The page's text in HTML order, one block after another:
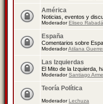
América
Noticias, eventos y
ModeradorEliseo
España
Comentarios sobre
ModeradorAtilana
Las Izquierdas
El Mito de la Izquierda,
ModeradorSantiago
Teoría Política
ModeradorLechuza